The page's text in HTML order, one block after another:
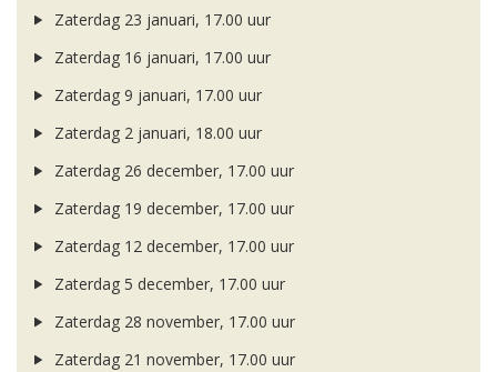
Zaterdag 23 januari, 17.00 uur
Zaterdag 16 januari, 17.00 uur
Zaterdag 9 januari, 17.00 uur
Zaterdag 2 januari, 18.00 uur
Zaterdag 26 december, 17.00 uur
Zaterdag 19 december, 17.00 uur
Zaterdag 12 december, 17.00 uur
Zaterdag 5 december, 17.00 uur
Zaterdag 28 november, 17.00 uur
Zaterdag 21 november, 17.00 uur